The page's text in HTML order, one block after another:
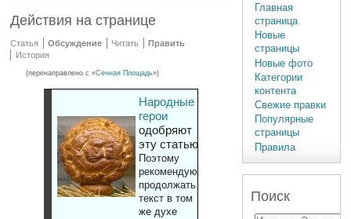
Действия на странице
Статья Обсуждение Читать
Править
История
(перенаправлено с «Сенная Площадь»)
Народные
герои
одобряют
эту статью
Поэтому
рекомендуют
продолжать
текст в том
же духе
Главная
страница
Новые
страницы
Новые фото
Категории
контента
Свежие правки
Популярные
страницы
Правила
Поиск